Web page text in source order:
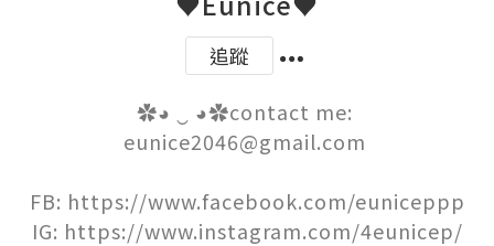
追蹤
✿◕ ‿ ◕✿contact me:
eunice2046@gmail.com
FB: https://www.facebook.com/euniceppp
IG: https://www.instagram.com/4eunicep/